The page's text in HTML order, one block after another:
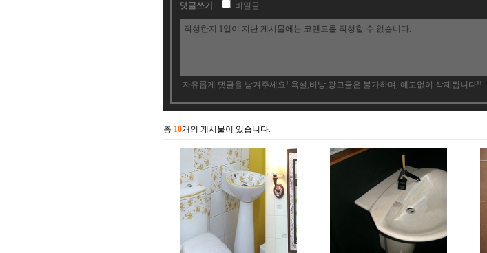
댓글쓰기 비밀글
자유롭게 댓글을 남겨주세요! 욕설,비방,광고글은 불가하며, 예고없이 삭제됩니다!!
총 10개의 게시물이 있습니다.